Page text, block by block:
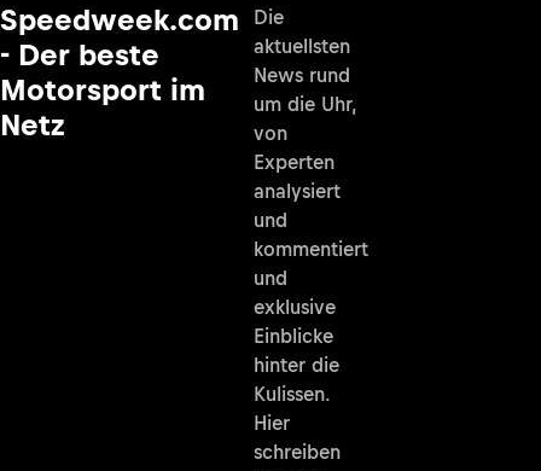
Speedweek.com
- Der beste
Motorsport im
Netz
Die
aktuellsten
News rund
um die Uhr,
von
Experten
analysiert
und
kommentiert
und
exklusive
Einblicke
hinter die
Kulissen.
Hier
schreiben